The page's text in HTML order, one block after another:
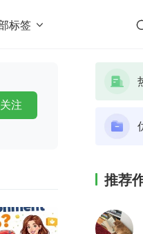
标签 
关注
推荐